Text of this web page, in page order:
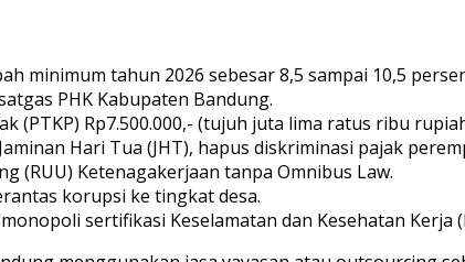
minimum tahun 2026 sebesar 8,5 sampai 10,5
PHK Kabupaten Bandung.
(PTKP) Rp7.500.000,- (tujuh juta lima ratus ribu
Hari Tua (JHT), hapus diskriminasi pajak
(RUU) Ketenagakerjaan tanpa Omnibus Law.
korupsi ke tingkat desa.
sertifikasi Keselamatan dan Kesehatan Kerja